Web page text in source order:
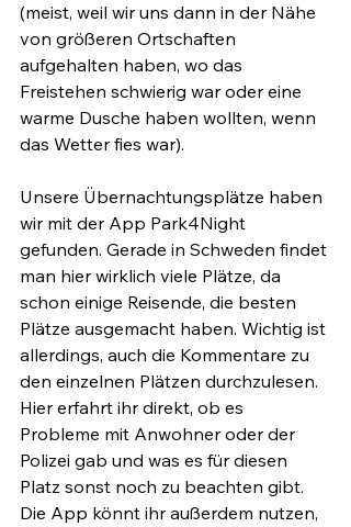
(meist, weil wir uns dann in der Nähe
von größeren Ortschaften
aufgehalten haben, wo das
Freistehen schwierig war oder eine
warme Dusche haben wollten, wenn
das Wetter fies war).
Unsere Übernachtungsplätze haben
wir mit der App Park4Night
gefunden. Gerade in Schweden findet
man hier wirklich viele Plätze, da
schon einige Reisende, die besten
Plätze ausgemacht haben. Wichtig ist
allerdings, auch die Kommentare zu
den einzelnen Plätzen durchzulesen.
Hier erfahrt ihr direkt, ob es
Probleme mit Anwohner oder der
Polizei gab und was es für diesen
Platz sonst noch zu beachten gibt.
Die App könnt ihr außerdem nutzen,